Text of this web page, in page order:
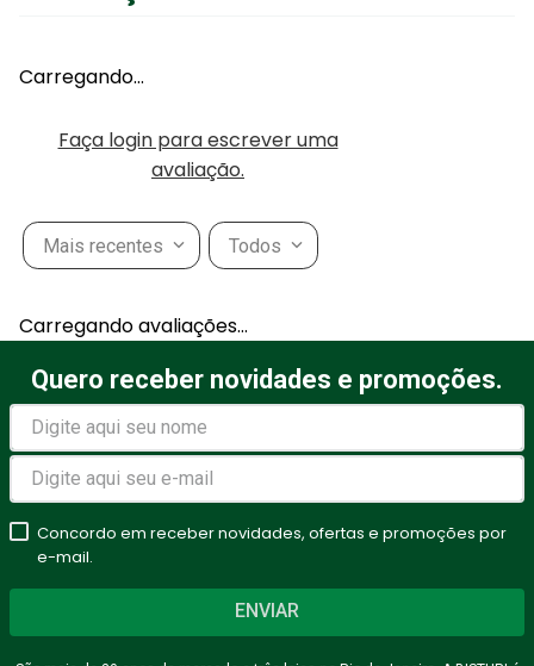
Carregando…
Faça login para escrever uma
avaliação.
Mais recentes Todos
Carregando avaliações…
Quero receber novidades e promoções.
Concordo em receber novidades, ofertas e promoções por
e-mail.
ENVIAR